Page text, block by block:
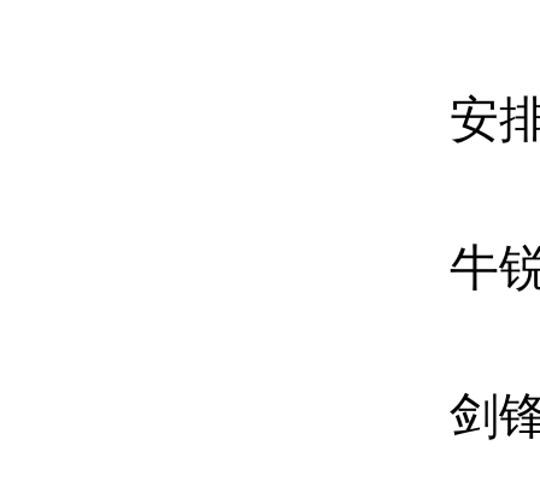
安
牛
剑